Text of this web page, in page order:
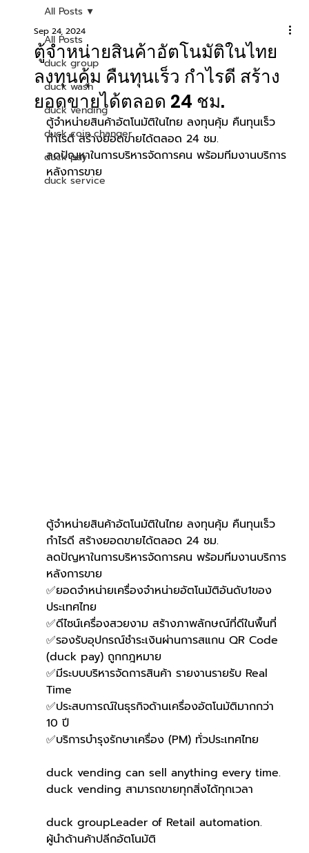
All Posts
duck group
duck wash
duck vending
duck coin changer
duck pay
duck service
All Posts
ตู้จำหน่ายสินค้าอัตโนมัติในไทย
ลงทุนคุ้ม คืนทุนเร็ว กำไรดี สร้าง
ยอดขายได้ตลอด 24 ชม.
Sep 24, 2024
ตู้จำหน่ายสินค้าอัตโนมัติในไทย ลงทุนคุ้ม คืนทุนเร็ว
กำไรดี สร้างยอดขายได้ตลอด 24 ชม.
ลดปัญหาในการบริหารจัดการคน พร้อมทีมงานบริการ
หลังการขาย
ตู้จำหน่ายสินค้าอัตโนมัติในไทย ลงทุนคุ้ม คืนทุนเร็ว
กำไรดี สร้างยอดขายได้ตลอด 24 ชม.
ลดปัญหาในการบริหารจัดการคน พร้อมทีมงานบริการ
หลังการขาย
✅ยอดจำหน่ายเครื่องจำหน่ายอัตโนมัติอันดับ1ของ
ประเทศไทย
✅ดีไซน์เครื่องสวยงาม สร้างภาพลักษณ์ที่ดีในพื้นที่
✅รองรับอุปกรณ์ชำระเงินผ่านการสแกน QR Code
(duck pay) ถูกกฎหมาย
✅มีระบบบริหารจัดการสินค้า รายงานรายรับ Real
Time
✅ประสบการณ์ในธุรกิจด้านเครื่องอัตโนมัติมากกว่า
10 ปี
✅บริการบำรุงรักษาเครื่อง (PM) ทั่วประเทศไทย
duck vending can sell anything every time.
duck vending สามารถขายทุกสิ่งได้ทุกเวลา
duck groupLeader of Retail automation.
ผู้นำด้านค้าปลีกอัตโนมัติ